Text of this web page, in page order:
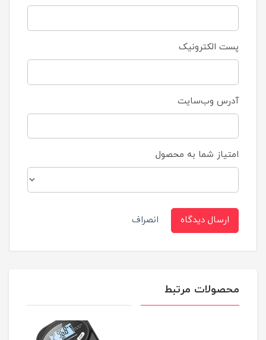
پست الکترونیک
آدرس وب‌سایت
امتیاز شما به محصول
ارسال دیدگاه انصراف
محصولات مرتبط